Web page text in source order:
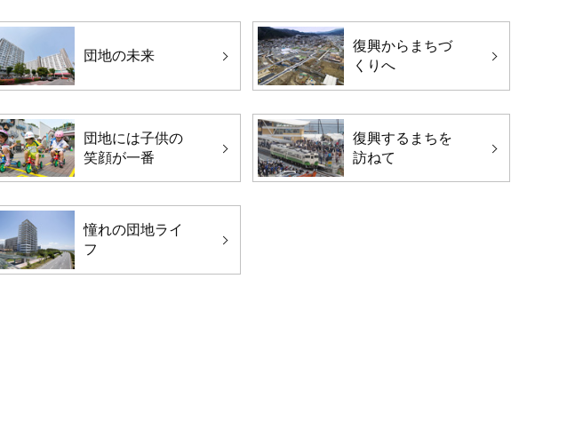
団地の未来
復興からまちづ
くりへ
団地には子供の
笑顔が一番
復興するまちを
訪ねて
憧れの団地ライ
フ